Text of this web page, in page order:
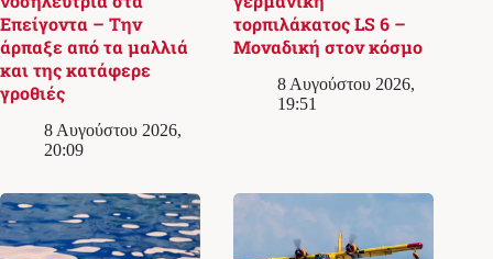
Επείγοντα – Την
άρπαξε από τα μαλλιά
και της κατάφερε
γροθιές
8 Αυγούστου 2026,
20:09
τορπιλάκατος LS 6 –
Μοναδική στον κόσμο
8 Αυγούστου 2026,
19:51